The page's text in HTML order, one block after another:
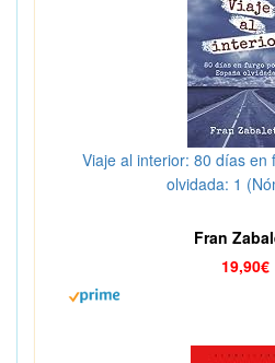
Viaje al interior: 80 días en
olvidada: 1
Fran
19,90€